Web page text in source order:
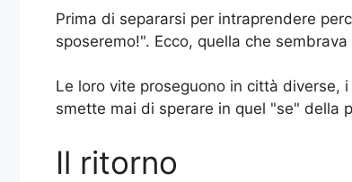
Prima di separarsi per intraprendere
sposeremo!". Ecco, quella che
Le loro vite proseguono in città diverse,
smette mai di sperare in quel "se" della
Il ritorno